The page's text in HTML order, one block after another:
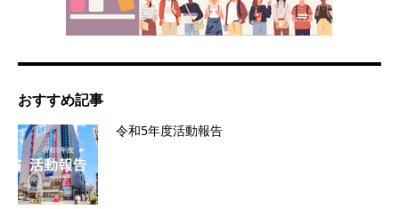
おすすめ記事
令和5年度活動報告